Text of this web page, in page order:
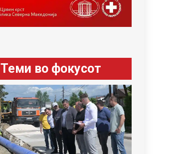
Теми во фокусот